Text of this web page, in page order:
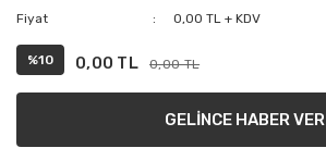
Fiyat
0,00 TL + KDV
%10 0,00 TL 0,00 TL
GELİNCE HABER VER